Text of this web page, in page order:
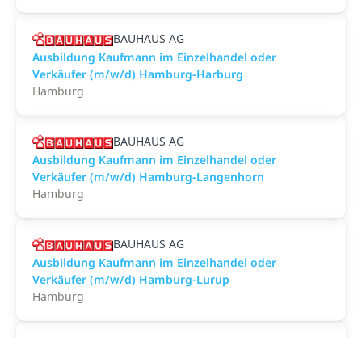
BAUHAUS AG
Ausbildung Kaufmann im Einzelhandel oder
Verkäufer (m/w/d) Hamburg-Harburg
Hamburg
BAUHAUS AG
Ausbildung Kaufmann im Einzelhandel oder
Verkäufer (m/w/d) Hamburg-Langenhorn
Hamburg
BAUHAUS AG
Ausbildung Kaufmann im Einzelhandel oder
Verkäufer (m/w/d) Hamburg-Lurup
Hamburg